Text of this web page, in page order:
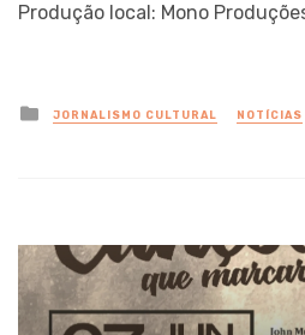
Produção local: Mono
Posted
in
JORNALISMO CULTURAL NOTÍCIAS